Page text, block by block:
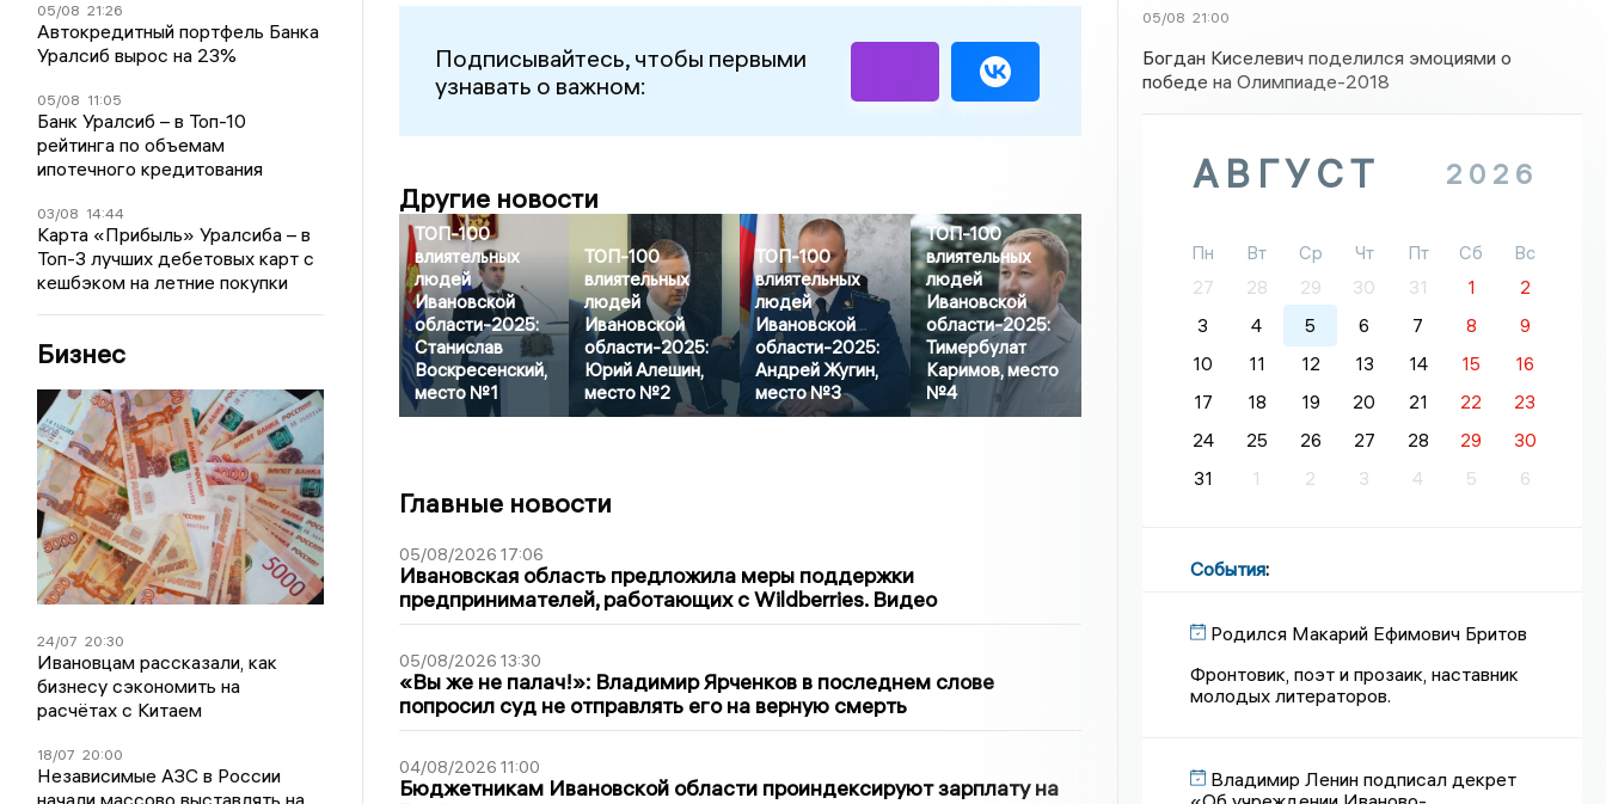
05/08 21:26
Автокредитный портфель Банка
Уралсиб вырос на 23%
05/08 11:05
Банк Уралсиб – в Топ-10
рейтинга по объемам
ипотечного кредитования
03/08 14:44
Карта «Прибыль» Уралсиба – в
Топ-3 лучших дебетовых карт с
кешбэком на летние покупки
Бизнес
24/07 20:30
Ивановцам рассказали, как
бизнесу сэкономить на
расчётах с Китаем
18/07 20:00
Независимые АЗС в России
Подписывайтесь, чтобы первыми
узнавать о важном:
Другие новости
ТОП-100
влиятельных
людей
Ивановской
области-2025:
Станислав
Воскресенский,
место №1
ТОП-100
влиятельных
людей
Ивановской
области-2025:
Юрий Алешин,
место №2
ТОП-100
влиятельных
людей
Ивановской
области-2025:
Андрей Жугин,
место №3
ТОП-100
влиятельных
людей
Ивановской
области-2025:
Тимербулат
Каримов, место
№4
Главные новости
05/08/2026 17:06
Ивановская область предложила меры поддержки
предпринимателей, работающих с Wildberries. Видео
05/08/2026 13:30
«Вы же не палач!»: Владимир Ярченков в последнем слове
попросил суд не отправлять его на верную смерть
04/08/2026 11:00
Бюджетникам Ивановской области проиндексируют зарплату на
05/08 21:00
Богдан Киселевич поделился эмоциями о
победе на Олимпиаде-2018
АВГУСТ 2026
Пн Вт Ср Чт Пт Сб
Вс
27
28 29 30 31 1
2
3
4 5 6 7 8
9
10
11 12 13 14 15
16
17
18 19 20 21 22
23
24
25 26 27 28 29
30
31
1 2 3 4 5 6
События:
Родился Макарий Ефимович Бритов
Фронтовик, поэт и прозаик, наставник
молодых литераторов.
Владимир Ленин подписал декрет